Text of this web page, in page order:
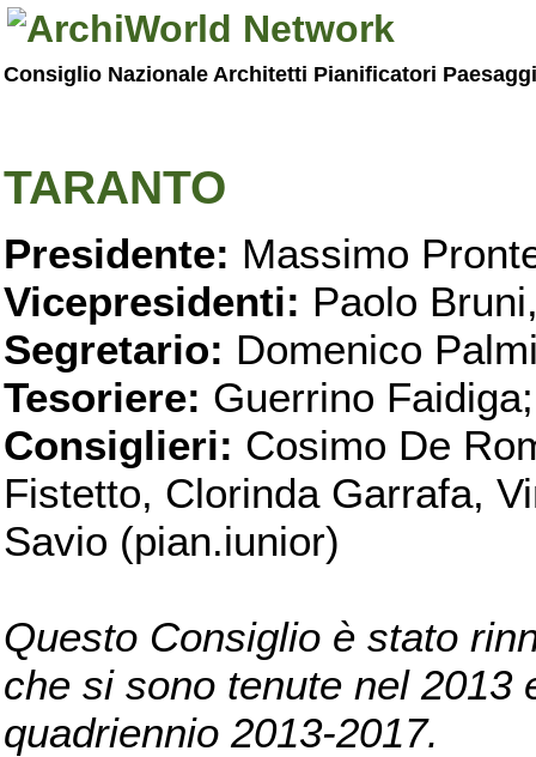
Consiglio Nazionale Architetti Pianificatori
TARANTO
Presidente: Massimo
Vicepresidenti: Paolo
Segretario: Domenico
Tesoriere: Guerrino Faidiga;
Consiglieri: Cosimo De
Fistetto, Clorinda Garrafa,
Savio (pian.iunior)
Questo Consiglio è stato
che si sono tenute nel 2013
quadriennio 2013-2017.